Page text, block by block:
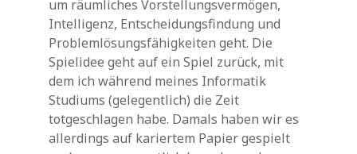
um räumliches Vorstellungsvermögen,
Intelligenz, Entscheidungsfindung und
Problemlösungsfähigkeiten geht. Die
Spielidee geht auf ein Spiel zurück, mit
dem ich während meines Informatik
Studiums (gelegentlich) die Zeit
totgeschlagen habe. Damals haben wir es
allerdings auf kariertem Papier gespielt